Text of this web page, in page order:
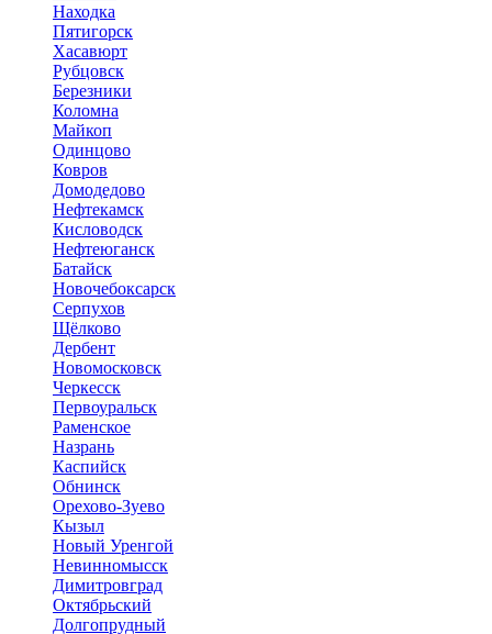
Находка
Пятигорск
Хасавюрт
Рубцовск
Березники
Коломна
Майкоп
Одинцово
Ковров
Домодедово
Нефтекамск
Кисловодск
Нефтеюганск
Батайск
Новочебоксарск
Серпухов
Щёлково
Дербент
Новомосковск
Черкесск
Первоуральск
Раменское
Назрань
Каспийск
Обнинск
Орехово-Зуево
Кызыл
Новый Уренгой
Невинномысск
Димитровград
Октябрьский
Долгопрудный